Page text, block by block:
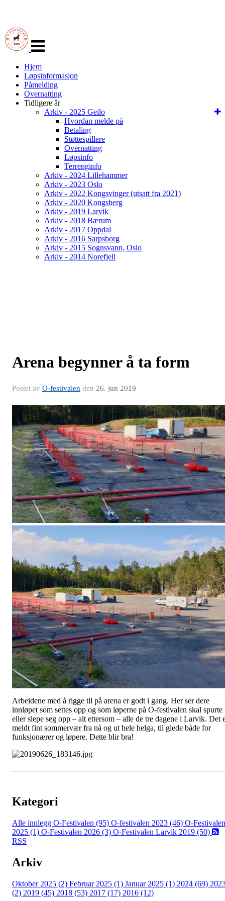
navigasjon
Hjem
Løpsinformasjon
Påmelding
Overnatting
Tidligere år
Arkiv - 2025 Geilo
Hvordan melde på
Betaling
Støttespillere
Overnatting
Løpsinfo
Terrenginfo
Arkiv - 2024 Lillehammer
Arkiv - 2023 Oslo
Arkiv - 2022 Kongsvinger (utsatt fra 2021)
Arkiv - 2020 Kongsberg
Arkiv - 2019 Larvik
Arkiv - 2018 Bærum
Arkiv - 2017 Oppdal
Arkiv - 2016 Sarpsborg
Arkiv - 2015 Sognsvann, Oslo
Arkiv - 2014 Norefjell
Arena begynner å ta form
Postet av O-festivalen den 26. jun 2019
Arbeidene med å rigge til på arena er godt i gang. Her ser dere
innløpet som settes opp og som løperne på O-festivalen skal spurte
eller slepe seg opp – alt ettersom – alle de tre dagene i Larvik. Det
meldt fint sommervær fra nå og ut hele helga, til glede både for
funksjonærer og løpere. Dette blir bra!
Kategori
Alle innlegg O-Festivalen (95) O-festivalen 2023 (46) O-Festivalen
2025 (1) O-Festivalen 2026 (3) O-Festivalen Larvik 2019 (50)
RSS
Arkiv
Oktober 2025 (2) Februar 2025 (1) Januar 2025 (1) 2024 (69)
(2) 2019 (45) 2018 (53) 2017 (17) 2016 (12)